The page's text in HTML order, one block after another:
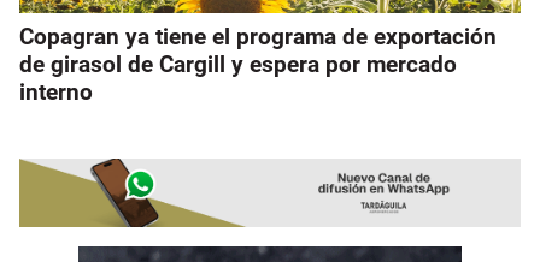
Copagran ya tiene el programa de exportación
de girasol de Cargill y espera por mercado
interno